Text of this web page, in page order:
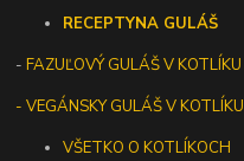
RECEPTYNA GULÁŠ
-FAZUĽOVÝ GULÁŠ V KOTLÍKU
- VEGÁNSKY GULÁŠ V KOTLÍKU
VŠETKO O KOTLÍKOCH